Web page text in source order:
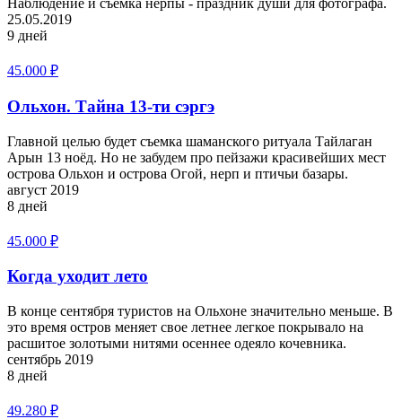
Наблюдение и съемка нерпы - праздник души для фотографа.
25.05.2019
9 дней
45.000 ₽
Ольхон. Тайна 13-ти сэргэ
Главной целью будет съемка шаманского ритуала Тайлаган
Арын 13 ноёд. Но не забудем про пейзажи красивейших мест
острова Ольхон и острова Огой, нерп и птичьи базары.
август 2019
8 дней
45.000 ₽
Когда уходит лето
В конце сентября туристов на Ольхоне значительно меньше. В
это время остров меняет свое летнее легкое покрывало на
расшитое золотыми нитями осеннее одеяло кочевника.
сентябрь 2019
8 дней
49.280 ₽